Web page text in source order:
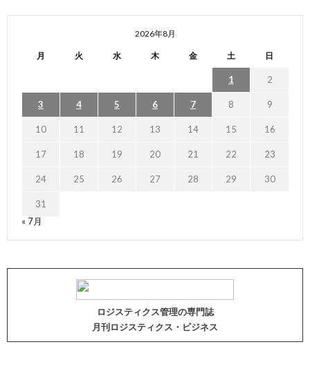
2026年8月
月 火 水 木 金 土 日
1 2
3 4 5 6 7 8 9
10 11 12 13 14 15 16
17 18 19 20 21 22 23
24 25 26 27 28 29 30
31
« 7月
ロジスティクス管理の専門誌
月刊ロジスティクス・ビジネス